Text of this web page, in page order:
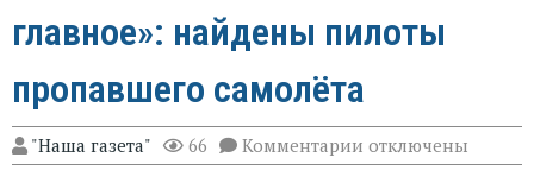
главное»: найдены пилоты
пропавшего самолёта
"Наша газета" 66 Комментарии к
записи
отключены